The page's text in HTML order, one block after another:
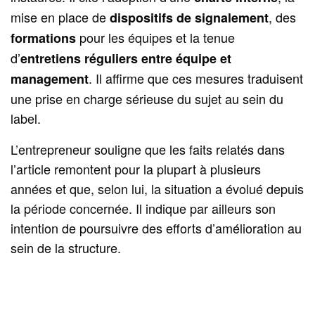
mise en place dedispositifs de signalement, des
formations pour les équipes et la tenue
d’entretiens réguliers entre équipe et
management. Il affirme que ces mesures traduisent
une prise en charge sérieuse du sujet au sein du
label.
L’entrepreneur souligne que les faits relatés dans
l’article remontent pour la plupart à plusieurs
années et que, selon lui, la situation a évolué depuis
la période concernée. Il indique par ailleurs son
intention de poursuivre des efforts d’amélioration au
sein de la structure.